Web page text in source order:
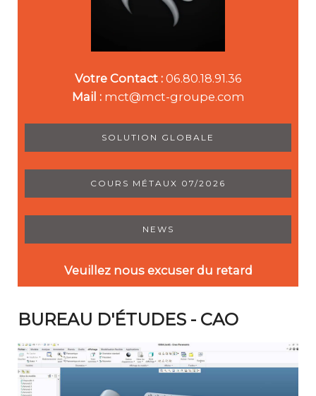
BUREAU D'ÉTUDES - CAO
Votre Contact : 06.80.18.91.36
Mail : mct@mct-groupe.com
SOLUTION GLOBALE
COURS MÉTAUX 07/2026
NEWS
Veuillez nous excuser du retard